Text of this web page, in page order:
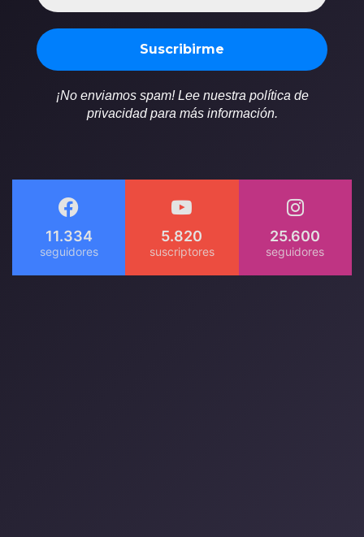
¡No enviamos spam! Lee nuestra política de
privacidad para más información.
11.334 5.820 25.600